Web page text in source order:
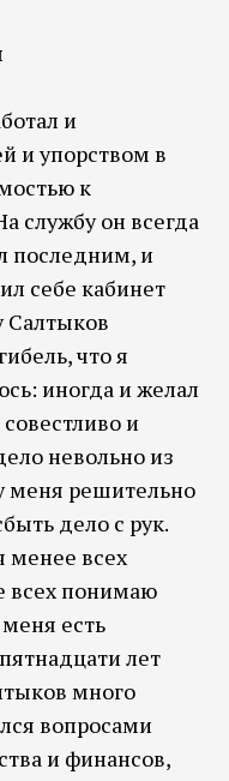
и
и упорством в
к
службу он всегда
последним, и
себе кабинет
Салтыков
что я
иногда и желал
и
невольно из
меня решительно
дело с рук.
менее всех
всех понимаю
есть
лет
много
вопросами
и финансов,